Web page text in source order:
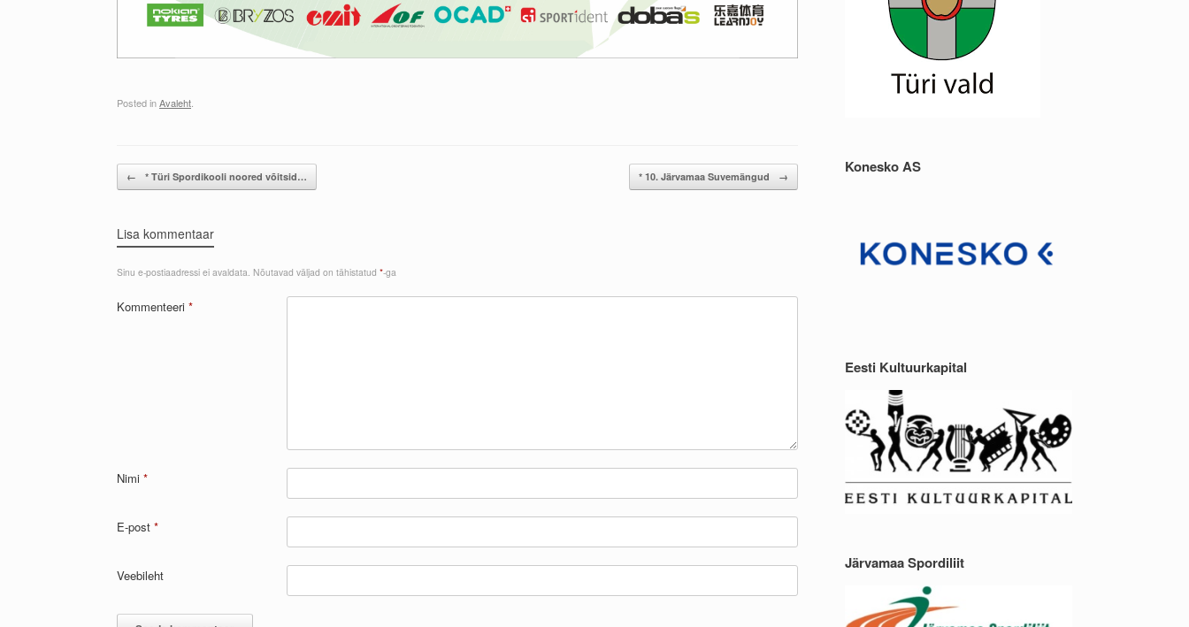
Posted inAvaleht
Post navigation
← * Türi Spordikooli noored võitsid… * 10. Järvamaa Suvemängud →
Lisa kommentaar
Sinu e-postiaadressi ei avaldata. Nõutavad väljad on tähistatud *-ga
Kommenteeri *
Nimi *
E-post *
Veebileht
Konesko AS
Eesti Kultuurkapital
Järvamaa Spordiliit